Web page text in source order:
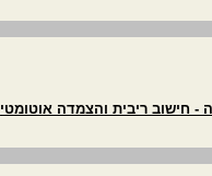
- חישוב ריבית והצמדה אוטומטי